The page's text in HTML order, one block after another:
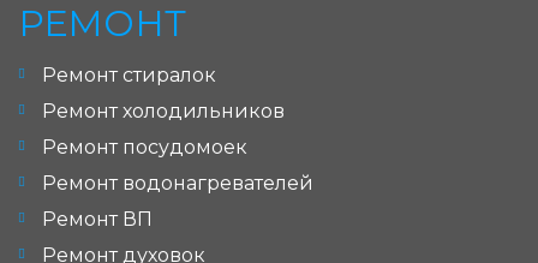
РЕМОНТ
Ремонт стиралок
Ремонт холодильников
Ремонт посудомоек
Ремонт водонагревателей
Ремонт ВП
Ремонт духовок